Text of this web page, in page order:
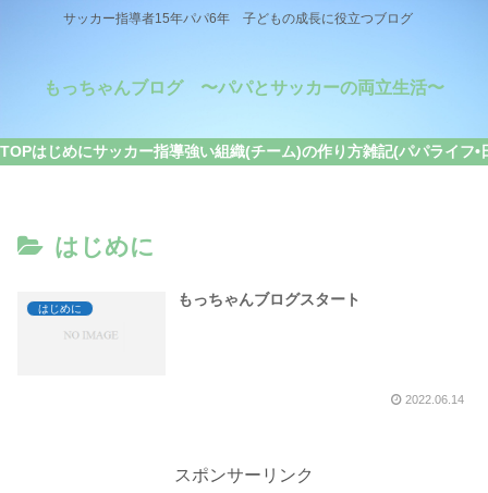
サッカー指導者15年パパ6年 子どもの成長に役立つブログ
もっちゃんブログ 〜パパとサッカーの両立生活〜
TOPはじめにサッカー指導強い組織(チーム)の作り方雑記(パパライフ•
はじめに
はじめに
もっちゃんブログスタート
2022.06.14
スポンサーリンク